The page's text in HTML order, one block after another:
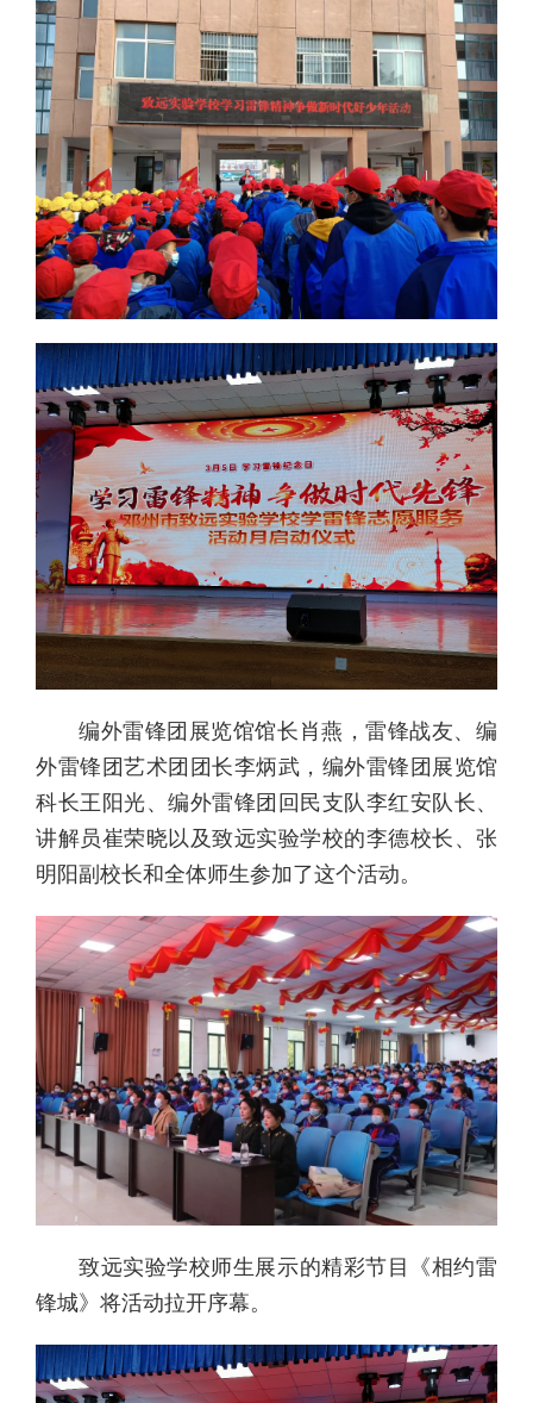
编外雷锋团展览馆馆长肖燕，雷锋战友、编
外雷锋团艺术团团长李炳武，编外雷锋团展览馆
科长王阳光、编外雷锋团回民支队李红安队长、
讲解员崔荣晓以及致远实验学校的李德校长、张
明阳副校长和全体师生参加了这个活动。
致远实验学校师生展示的精彩节目《相约雷
锋城》将活动拉开序幕。